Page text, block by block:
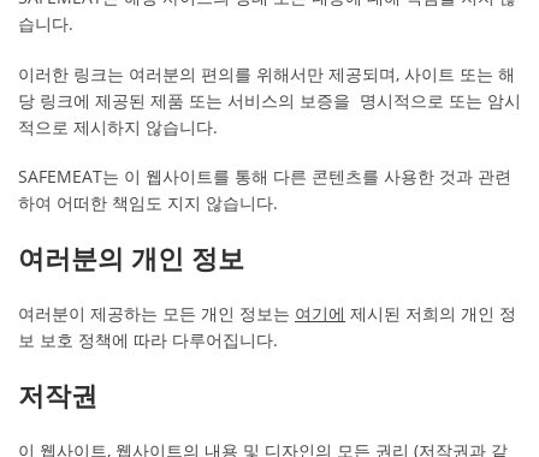
습니다.
이러한 링크는 여러분의 편의를 위해서만 제공되며, 사이트 또는 해
당 링크에 제공된 제품 또는 서비스의 보증을 명시적으로 또는 암시
적으로 제시하지 않습니다.
SAFEMEAT는 이 웹사이트를 통해 다른 콘텐츠를 사용한 것과 관련
하여 어떠한 책임도 지지 않습니다.
여러분의 개인 정보
여러분이 제공하는 모든 개인 정보는 여기에 제시된 저희의 개인 정
보 보호 정책에 따라 다루어집니다.
저작권
이 웹사이트, 웹사이트의 내용 및 디자인의 모든 권리 (저작권과 같